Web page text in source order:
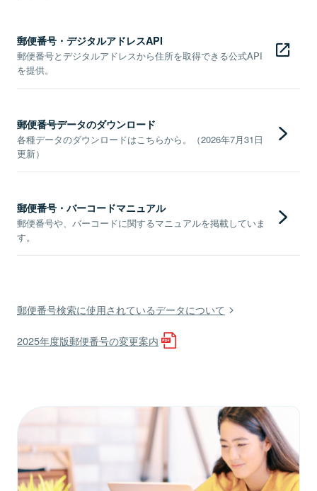
郵便番号・デジタルアドレスAPI
郵便番号とデジタルアドレスから住所を取得できる公式API
を提供。
郵便番号データのダウンロード
各種データのダウンロードはこちらから。（2026年7月31日
更新）
郵便番号・バーコードマニュアル
郵便番号や、バーコードに関するマニュアルを掲載していま
す。
郵便番号検索に使用されているデータについて
2025年度版郵便番号の変更案内